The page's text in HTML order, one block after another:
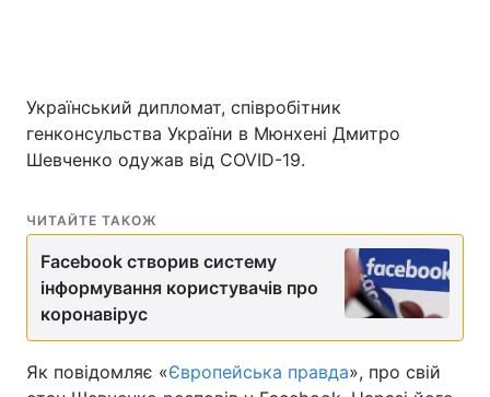
Український дипломат, співробітник
генконсульства України в Мюнхені Дмитро
Шевченко одужав від COVID-19.
ЧИТАЙТЕ ТАКОЖ
Facebook створив систему
інформування користувачів про
коронавірус
Як повідомляє «Європейська правда», про свій